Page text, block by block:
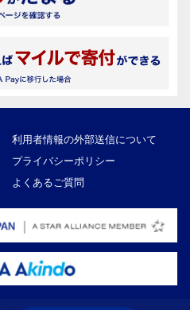
利用者情報の外部送信について
プライバシーポリシー
よくあるご質問